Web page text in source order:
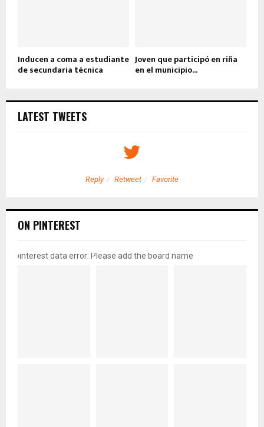
Inducen a coma a estudiante
de secundaria técnica
Joven que participó en riña
en el municipio...
LATEST TWEETS
Reply Retweet Favorite
ON PINTEREST
pinterest data error: Please add the board name